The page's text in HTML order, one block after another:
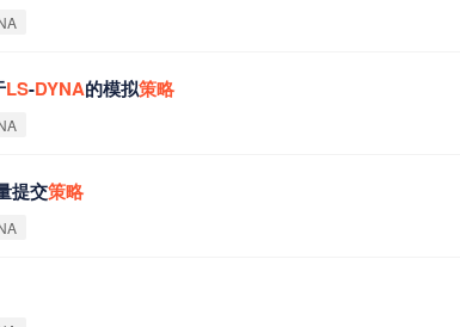
LS-DYNA的模拟策略
提交策略